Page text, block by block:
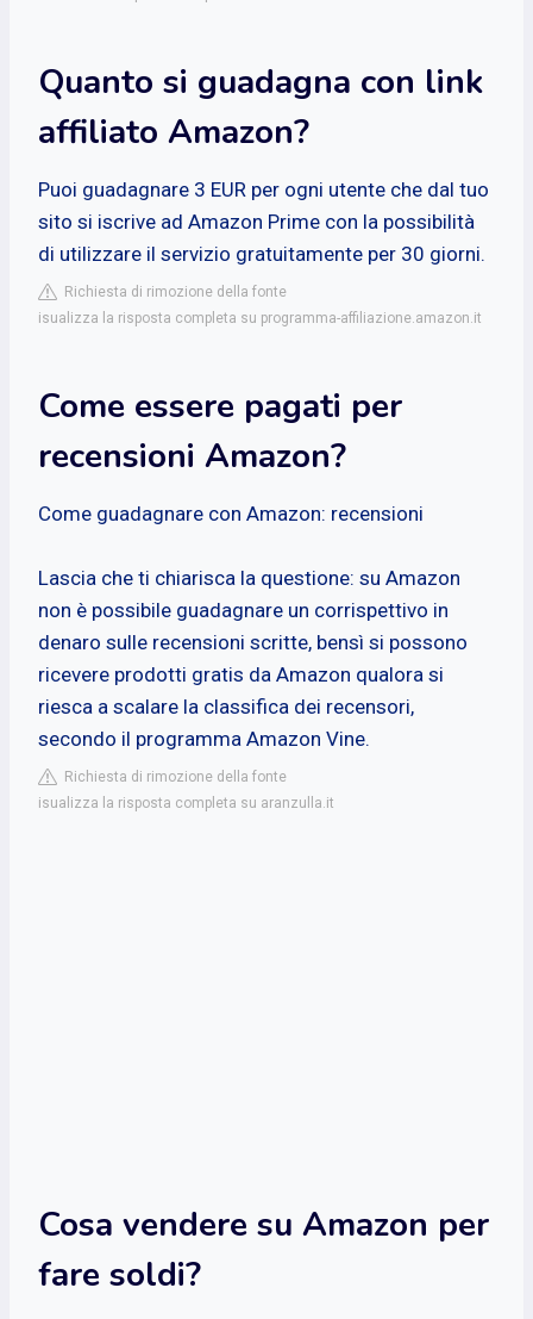
Quanto si guadagna con link
affiliato Amazon?
Puoi guadagnare 3 EUR per ogni utente che dal tuo
sito si iscrive ad Amazon Prime con la possibilità
di utilizzare il servizio gratuitamente per 30 giorni.
Richiesta di rimozione della fonte
isualizza la risposta completa su programma-affiliazione.amazon.it
Come essere pagati per
recensioni Amazon?
Come guadagnare con Amazon: recensioni
Lascia che ti chiarisca la questione: su Amazon
non è possibile guadagnare un corrispettivo in
denaro sulle recensioni scritte, bensì si possono
ricevere prodotti gratis da Amazon qualora si
riesca a scalare la classifica dei recensori,
secondo il programma Amazon Vine.
Richiesta di rimozione della fonte
isualizza la risposta completa su aranzulla.it
Cosa vendere su Amazon per
fare soldi?